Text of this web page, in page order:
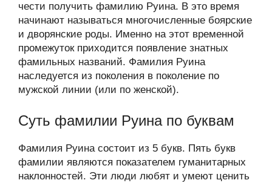
чести получить фамилию Руина. В это время
начинают называться многочисленные боярские
и дворянские роды. Именно на этот временной
промежуток приходится появление знатных
фамильных названий. Фамилия Руина
наследуется из поколения в поколение по
мужской линии (или по женской).
Суть фамилии Руина по буквам
Фамилия Руина состоит из 5 букв. Пять букв
фамилии являются показателем гуманитарных
наклонностей. Эти люди любят и умеют ценить